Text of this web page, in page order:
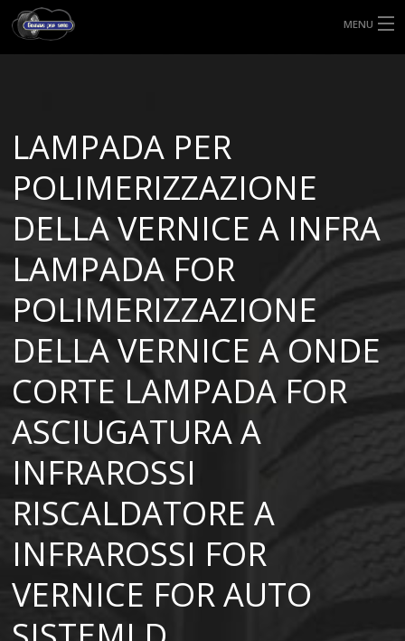
MENU
MISURE GOMME
BLOG
SHOP
LAMPADA PER
POLIMERIZZAZIONE
DELLA VERNICE A INFRA
LAMPADA FOR
POLIMERIZZAZIONE
DELLA VERNICE A ONDE
CORTE LAMPADA FOR
ASCIUGATURA A
INFRAROSSI
RISCALDATORE A
INFRAROSSI FOR
VERNICE FOR AUTO